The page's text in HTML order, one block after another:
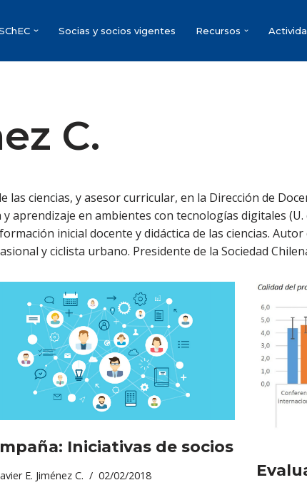
Socias y socios vigentes Recursos
C.
ciencias, y asesor curricular, en la Dirección de
aprendizaje en ambientes con tecnologías digitales
inicial docente y didáctica de las ciencias.
y ciclista urbano. Presidente de la Sociedad
Iniciativas de socios
E. Jiménez C. 02/02/2018